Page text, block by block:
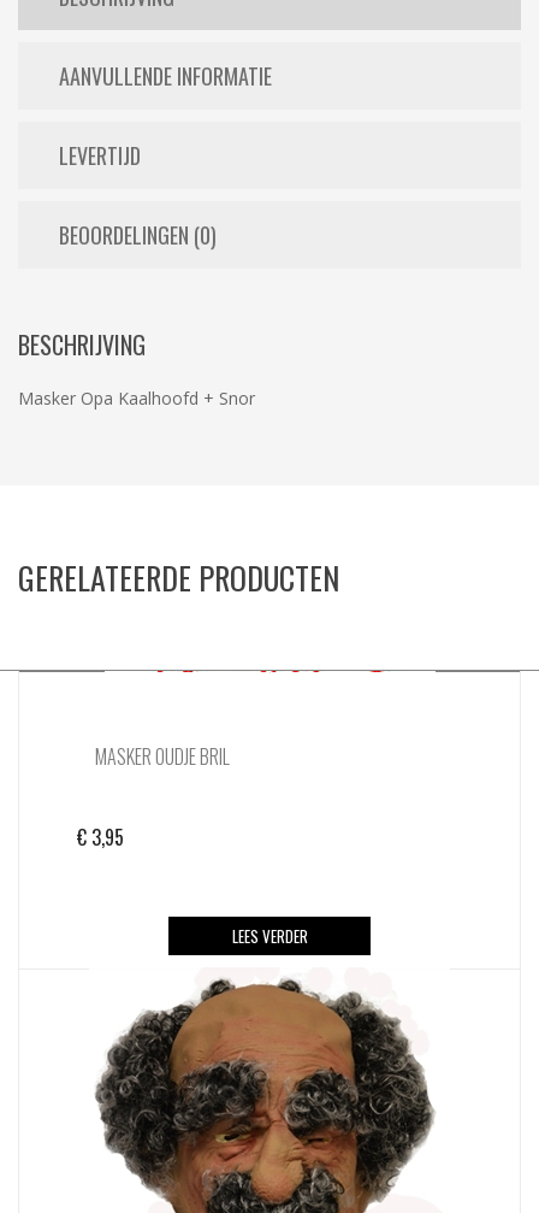
AANVULLENDE INFORMATIE
LEVERTIJD
BEOORDELINGEN (0)
BESCHRIJVING
Masker Opa Kaalhoofd + Snor
GERELATEERDE PRODUCTEN
MASKER OUDJE BRIL
€ 3,95
LEES VERDER